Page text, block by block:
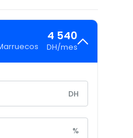
4 540
DH/mes
DH
%